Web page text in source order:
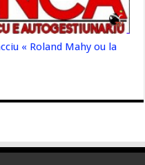
« Roland Mahy ou la